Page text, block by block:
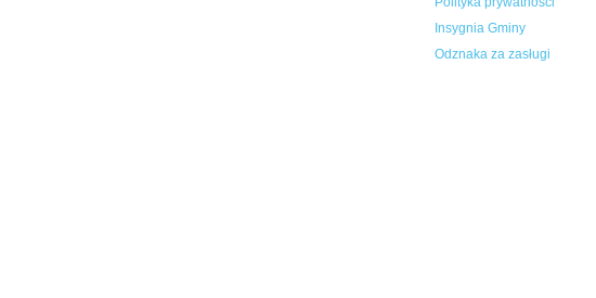
Insygnia Gminy
Odznaka za zasługi